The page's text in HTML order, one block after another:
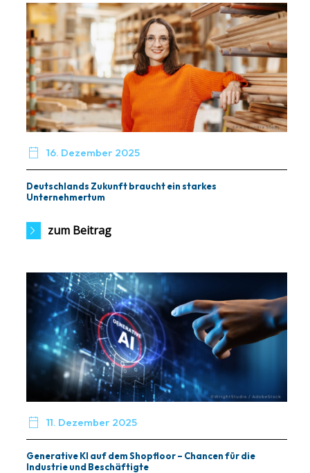
 16. Dezember 2025
Deutschlands Zukunft braucht ein starkes
Unternehmertum
zum Beitrag
 11. Dezember 2025
Generative KI auf dem Shopfloor – Chancen für die
Industrie und Beschäftigte